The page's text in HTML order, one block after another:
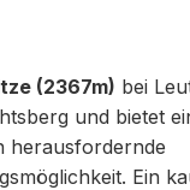
(2367m) bei
und bietet
herausfordernde
Ein